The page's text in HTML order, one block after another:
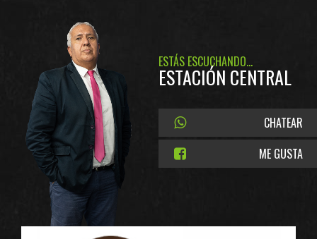
ESTÁS ESCUCHANDO...
ESTACIÓN CENTRAL
CHATEAR
ME GUSTA